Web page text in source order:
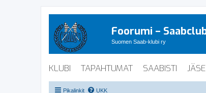
Foorumi –
Suomen Saab-klubi ry
KLUBI TAPAHTUMAT SAABISTI
Pikalinkit UKK